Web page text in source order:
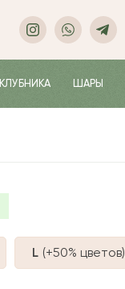
КЛУБНИКА ШАРЫ
L (+50% цветов)